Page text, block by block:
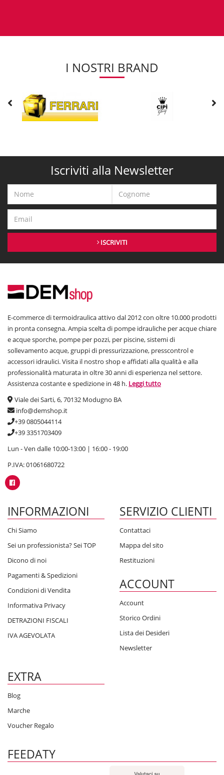
I NOSTRI BRAND
Iscriviti alla Newsletter
ISCRIVITI
E-commerce di termoidraulica attivo dal 2012 con oltre 10.000 prodotti
in pronta consegna. Ampia scelta di pompe idrauliche per acque chiare
e acque sporche, pompe per pozzi, per piscine, sistemi di
sollevamento acque, gruppi di pressurizzazione, presscontrol e
accessori idraulici. Visita il nostro shop e affidati alla qualità e alla
professionalità maturata in oltre 30 anni di esperienza nel settore.
Assistenza costante e spedizione in 48 h. Leggi tutto
Viale dei Sarti, 6, 70132 Modugno BA
info@demshop.it
+39 0805044114
+39 3351703409
Lun - Ven dalle 10:00-13:00 | 16:00 - 19:00
P.IVA: 01061680722
INFORMAZIONI
Chi Siamo
Sei un professionista? Sei TOP
Dicono di noi
Pagamenti & Spedizioni
Condizioni di Vendita
Informativa Privacy
DETRAZIONI FISCALI
IVA AGEVOLATA
SERVIZIO CLIENTI
Contattaci
Mappa del sito
Restituzioni
ACCOUNT
Account
Storico Ordini
Lista dei Desideri
Newsletter
EXTRA
Blog
Marche
Voucher Regalo
FEEDATY